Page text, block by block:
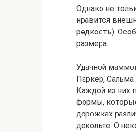
Однако не
нравится
редкость).
размера.
Удачной
Паркер,
Каждой из них
формы,
дорожках
декольте. О